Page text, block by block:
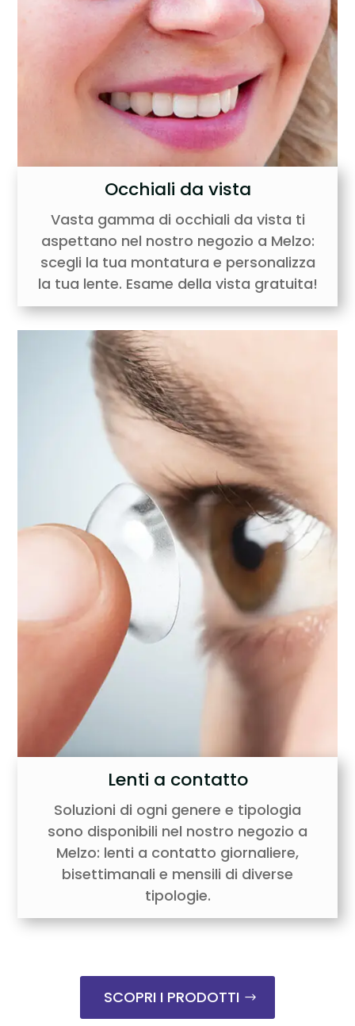
Occhiali da vista
Vasta gamma di occhiali da vista ti
aspettano nel nostro negozio a Melzo:
scegli la tua montatura e personalizza
la tua lente. Esame della vista gratuita!
Lenti a contatto
Soluzioni di ogni genere e tipologia
sono disponibili nel nostro negozio a
Melzo: lenti a contatto giornaliere,
bisettimanali e mensili di diverse
tipologie.
SCOPRI I PRODOTTI